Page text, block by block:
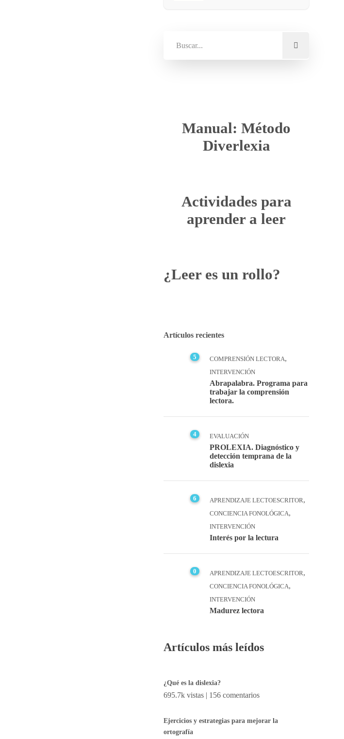
Manual: Método
Diverlexia
Actividades para
aprender a leer
¿Leer es un rollo?
Artículos recientes
5 COMPRENSIÓN LECTORA,
INTERVENCIÓN
Abrapalabra. Programa para
trabajar la comprensión
lectora.
4 EVALUACIÓN
PROLEXIA. Diagnóstico y
detección temprana de la
dislexia
6 APRENDIZAJE LECTOESCRITOR,
CONCIENCIA FONOLÓGICA,
INTERVENCIÓN
Interés por la lectura
0 APRENDIZAJE LECTOESCRITOR,
CONCIENCIA FONOLÓGICA,
INTERVENCIÓN
Madurez lectora
Artículos más leídos
¿Qué es la dislexia?
695.7k vistas | 156 comentarios
Ejercicios y estrategias para mejorar la
ortografía